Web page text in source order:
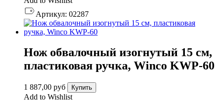
Артикул: 02287
Нож обвалочный изогнутый 15 см,
пластиковая ручка, Winco KWP-60
1 887,00 руб Купить
Add to Wishlist